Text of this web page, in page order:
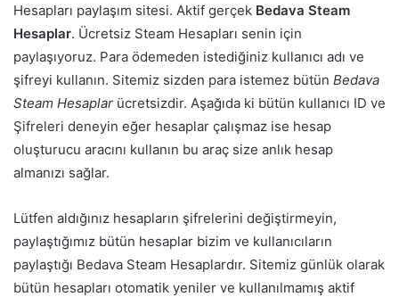
Hesapları paylaşım sitesi. Aktif gerçek Bedava Steam
Hesaplar. Ücretsiz Steam Hesapları senin için
paylaşıyoruz. Para ödemeden istediğiniz kullanıcı adı ve
şifreyi kullanın. Sitemiz sizden para istemez bütün Bedava
Steam Hesaplar ücretsizdir. Aşağıda ki bütün kullanıcı ID ve
Şifreleri deneyin eğer hesaplar çalışmaz ise hesap
oluşturucu aracını kullanın bu araç size anlık hesap
almanızı sağlar.
Lütfen aldığınız hesapların şifrelerini değiştirmeyin,
paylaştığımız bütün hesaplar bizim ve kullanıcıların
paylaştığı Bedava Steam Hesaplardır. Sitemiz günlük olarak
bütün hesapları otomatik yeniler ve kullanılmamış aktif